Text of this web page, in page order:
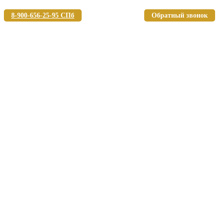
8-900-656-25-95 СПб Обратный звонок